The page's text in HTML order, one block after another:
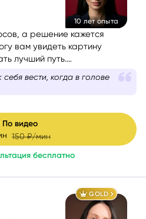
10 лет опыта
а решение кажется
вам увидеть картину
лучший путь.
сложные этапы жизни
вести, когда в голове
По видео
150 ₽/мин
бесплатно
GOLD